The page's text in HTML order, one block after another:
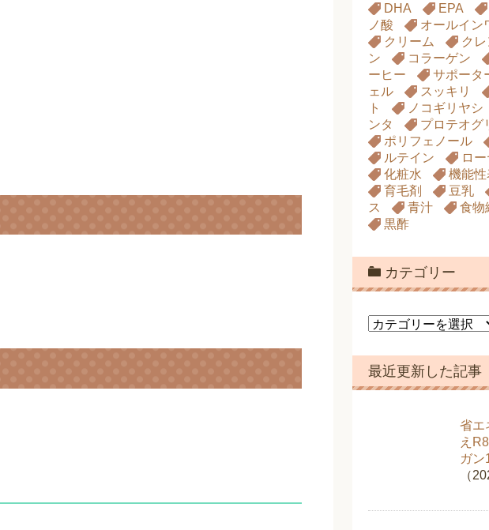
DHA
EPA
ノ酸
オールイン
クリーム
ク
ン
コラーゲン
ーヒー
サポータ
ェル
スッキリ
ト
ノコギリヤシ
ンタ
プロテオグ
ポリフェノール
ルテイン
ロ
化粧水
機能
育毛剤
豆乳
ス
青汁 食物
黒酢
カテゴリー
カ
ゴ
リ
ー
最近更新した記事
省エ
え
ガン
（